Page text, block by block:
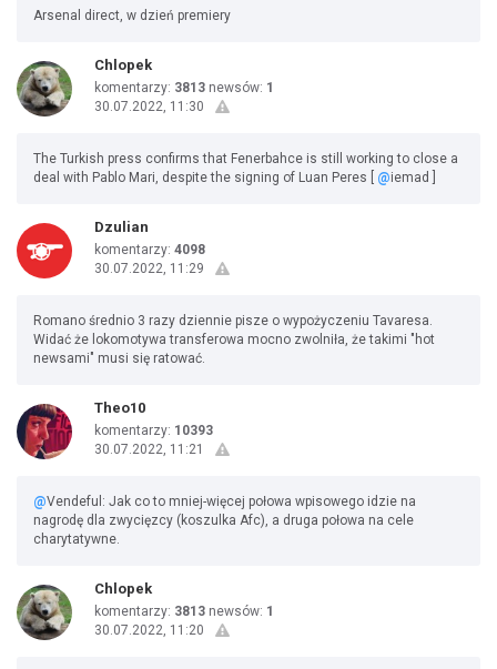
Arsenal direct, w dzień premiery
Chlopek
komentarzy: 3813 newsów: 1
30.07.2022, 11:30
The Turkish press confirms that Fenerbahce is still working to close a
deal with Pablo Mari, despite the signing of Luan Peres [ @iemad ]
Dzulian
komentarzy: 4098
30.07.2022, 11:29
Romano średnio 3 razy dziennie pisze o wypożyczeniu Tavaresa.
Widać że lokomotywa transferowa mocno zwolniła, że takimi "hot
newsami" musi się ratować.
Theo10
komentarzy: 10393
30.07.2022, 11:21
@Vendeful: Jak co to mniej-więcej połowa wpisowego idzie na
nagrodę dla zwycięzcy (koszulka Afc), a druga połowa na cele
charytatywne.
Chlopek
komentarzy: 3813 newsów: 1
30.07.2022, 11:20